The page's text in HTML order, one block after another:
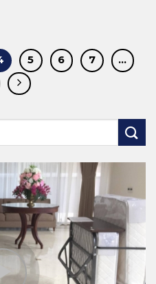
5 6 7
…